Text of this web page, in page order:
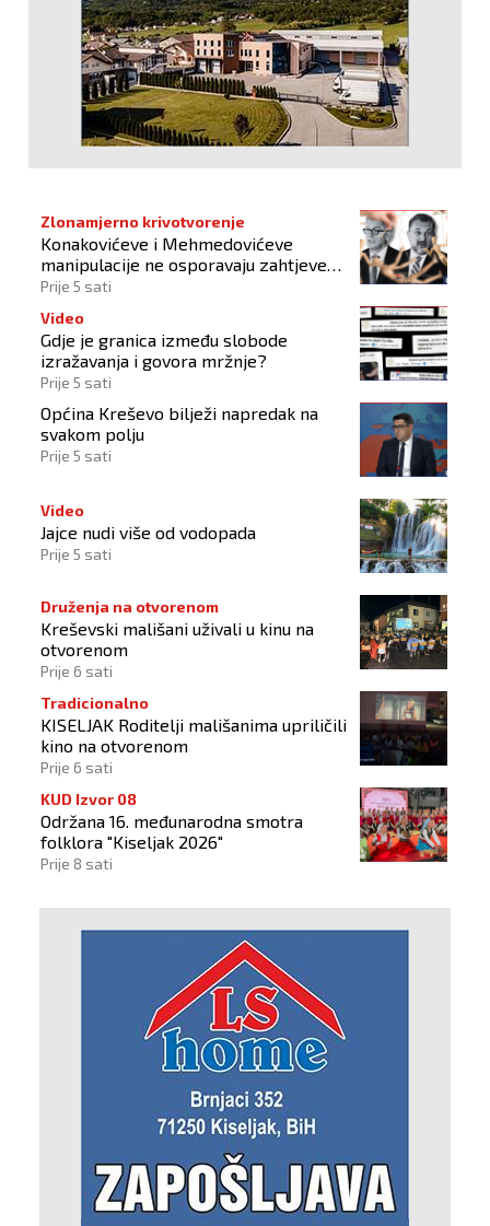
Zlonamjerno krivotvorenje
Konakovićeve i Mehmedovićeve
manipulacije ne osporavaju zahtjeve
Hrvata
Prije 5 sati
Video
Gdje je granica između slobode
izražavanja i govora mržnje?
Prije 5 sati
Općina Kreševo bilježi napredak na
svakom polju
Prije 5 sati
Video
Jajce nudi više od vodopada
Prije 5 sati
Druženja na otvorenom
Kreševski mališani uživali u kinu na
otvorenom
Prije 6 sati
Tradicionalno
KISELJAK Roditelji mališanima upriličili
kino na otvorenom
Prije 6 sati
KUD Izvor 08
Održana 16. međunarodna smotra
folklora "Kiseljak 2026"
Prije 8 sati